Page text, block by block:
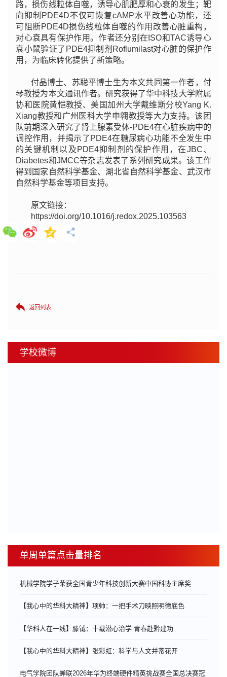
路，损伤线粒体自噬，诱导心肌肥厚和心衰的发生；靶
向抑制PDE4D不仅可恢复cAMP水平改善心功能，还
可阻断PDE4D损伤线粒体自噬的作用改善心脏重构，
对心衰具有保护作用。作者还分别在ISO和TAC诱导心
衰小鼠验证了PDE4抑制剂Roflumilast对心脏的保护作
用，为临床转化提供了新策略。
付晶博士、苏聪平博士生为本文共同第一作者，付
琴教授为本文通讯作者。研究获得了华中科技大学附属
协和医院黄恺教授、美国加州大学戴维斯分校Yang K.
Xiang教授和广州医科大学申翱教授等大力支持。该团
队前期深入研究了肾上腺素受体-PDE4在心脏疾病中的
调控作用，并揭示了PDE4在糖尿病心功能不全发生中
的关键机制以及PDE4抑制剂的保护作用，在JBC、
Diabetes和JMCC等杂志发表了系列研究成果。该工作
得到国家自然科学基金、湖北省自然科学基金、武汉市
自然科学基金等项目支持。
原文链接：
https://doi.org/10.1016/j.redox.2025.103563
返回列表
学校微博
单周单篇点击量排名
机械学院学子荣获全国青少年科技创新大赛中国科协主席奖
【我心中的华科大精神】项帅：一把手术刀映照明德底色
【华科人在一线】滕钺：十载潜心治学 青春赴黔建功
【我心中的华科大精神】张彩虹：科学与人文并蒂花开
电气学院团队蝉联2026年华为终端硬件精英挑战赛全国总决赛冠